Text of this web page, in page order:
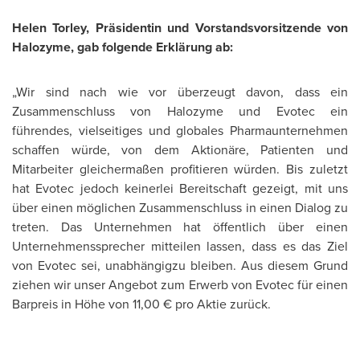
Helen Torley, Präsidentin und Vorstandsvorsitzende von
Halozyme, gab folgende Erklärung ab:
„Wir sind nach wie vor überzeugt davon, dass ein
Zusammenschluss von Halozyme und Evotec ein
führendes, vielseitiges und globales Pharmaunternehmen
schaffen würde, von dem Aktionäre, Patienten und
Mitarbeiter gleichermaßen profitieren würden. Bis zuletzt
hat Evotec jedoch keinerlei Bereitschaft gezeigt, mit uns
über einen möglichen Zusammenschluss in einen Dialog zu
treten. Das Unternehmen hat öffentlich über einen
Unternehmenssprecher mitteilen lassen, dass es das Ziel
von Evotec sei, unabhängigzu bleiben. Aus diesem Grund
ziehen wir unser Angebot zum Erwerb von Evotec für einen
Barpreis in Höhe von 11,00 € pro Aktie zurück.